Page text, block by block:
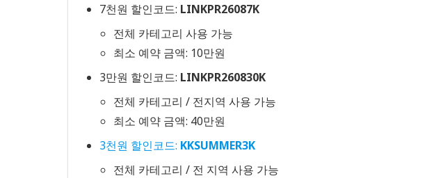
7천원 할인코드: LINKPR26087K
전체 카테고리 사용 가능
최소 예약 금액: 10만원
3만원 할인코드: LINKPR260830K
전체 카테고리 / 전지역 사용 가능
최소 예약 금액: 40만원
3천원 할인코드: KKSUMMER3K
전체 카테고리 / 전 지역 사용 가능